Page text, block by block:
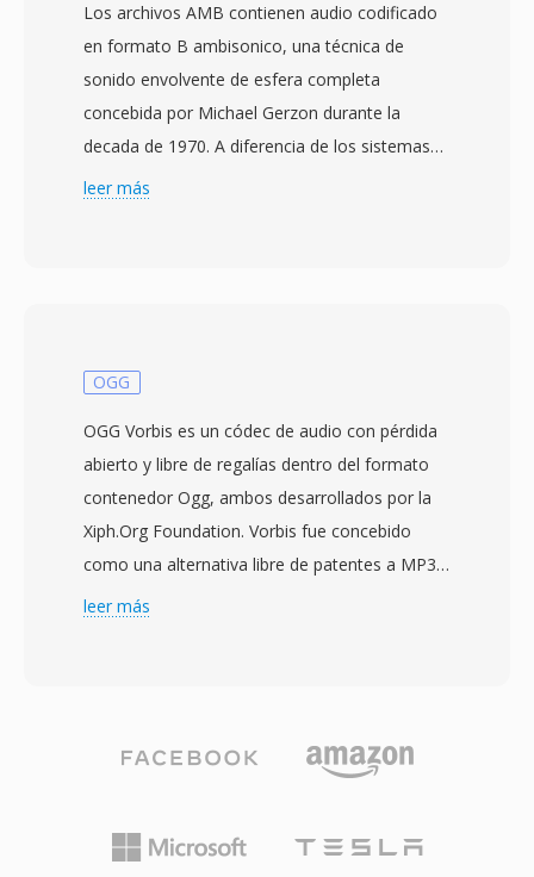
Los archivos AMB contienen audio codificado
en formato B ambisonico, una técnica de
sonido envolvente de esfera completa
concebida por Michael Gerzon durante la
decada de 1970. A diferencia de los sistemas
basados en canales como 5.1 o 7.1, la
derecha) y Z (arriba-abajo). Está
altavoces, lo qué significa qué una sola
grabación puede decodificarse para cualquier
disposición de altavoces o auriculares
binaurales sin necesidad de remezclar. Los
archivos AMB normalmente almacenan datos
PCM sin comprimir y se procesan con
un archivo maestro qué se adapta a
reproducción estéreo, envolvente o inmersiva.
ambisonia de orden superior agrega canales
leer más
OGG
OGG Vorbis es un códec de audio con pérdida
abierto y libre de regalías dentro del formato
contenedor Ogg, ambos desarrollados por la
Xiph.Org Foundation. Vorbis fue concebido
como una alternativa libre de patentes a MP3 y
AAC, utilizando codificación de transformada
consistentemente qué Vorbis ofrece una
MP3, especialmente en el rango de 96-192
kbps. El formato soporta frecuencias de
leer más